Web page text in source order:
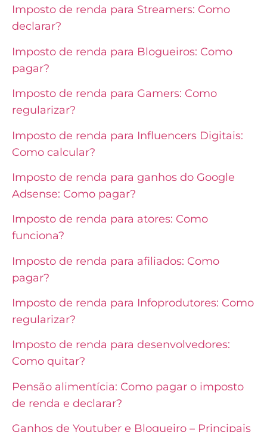
Imposto de renda para Streamers: Como
declarar?
Imposto de renda para Blogueiros: Como
pagar?
Imposto de renda para Gamers: Como
regularizar?
Imposto de renda para Influencers Digitais:
Como calcular?
Imposto de renda para ganhos do Google
Adsense: Como pagar?
Imposto de renda para atores: Como
funciona?
Imposto de renda para afiliados: Como
pagar?
Imposto de renda para Infoprodutores: Como
regularizar?
Imposto de renda para desenvolvedores:
Como quitar?
Pensão alimentícia: Como pagar o imposto
de renda e declarar?
Ganhos de Youtuber e Blogueiro – Principais